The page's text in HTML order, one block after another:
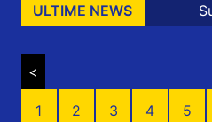
ULTIME NEWS
Sul sito
<
1 2 3 4 5